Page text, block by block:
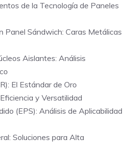
de la Tecnología de Paneles
Panel Sándwich: Caras Metálicas
Aislantes: Análisis
El Estándar de Oro
y Versatilidad
(EPS): Análisis de Aplicabilidad
Soluciones para Alta